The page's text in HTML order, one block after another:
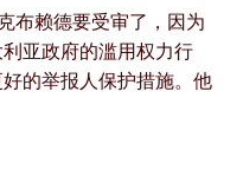
布赖德要受审了，因为
亚政府的滥用权力行
的举报人保护措施。他